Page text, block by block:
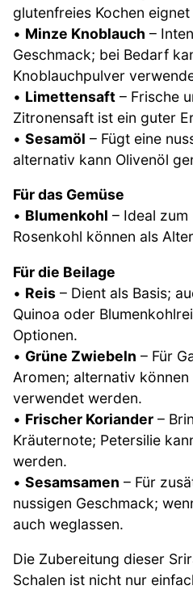
glutenfreies Kochen
• Minze Knoblauch –
Geschmack; bei Bedarf
Knoblauchpulver
• Limettensaft – Frische
Zitronensaft ist ein guter
• Sesamöl – Fügt eine
alternativ kann Olivenöl
Für das Gemüse
• Blumenkohl – Ideal
Rosenkohl können als
Für die Beilage
• Reis – Dient als Basis;
Quinoa oder
Optionen.
• Grüne Zwiebeln – Für
Aromen; alternativ können
verwendet werden.
• Frischer Koriander –
Kräuternote; Petersilie
werden.
• Sesamsamen – Für
nussigen Geschmack;
auch weglassen.
Die Zubereitung dieser
Schalen ist nicht nur